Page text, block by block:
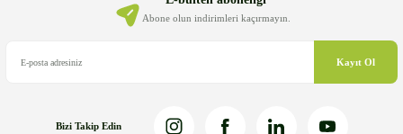
Ürün fiyatı diğer sitelerden daha pahalı.
Abone olun indirimleri kaçırmayın.
Kayıt Ol
Bizi Takip Edin